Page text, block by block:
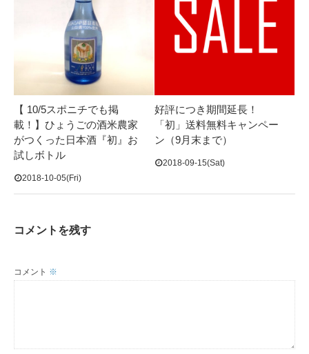
【 10/5スポニチでも掲
載！】ひょうごの酒米農家
がつくった日本酒『初』お
試しボトル
2018-10-05(Fri)
好評につき期間延長！
「初」送料無料キャンペー
ン（9月末まで）
2018-09-15(Sat)
コメントを残す
コメント ※